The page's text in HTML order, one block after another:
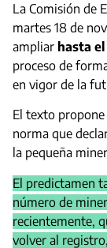
La Comisión de
martes 18 de
ampliar hasta
proceso de
en vigor de la
El texto
norma que
la pequeña
El predictamen
número de
recientemente,
volver al